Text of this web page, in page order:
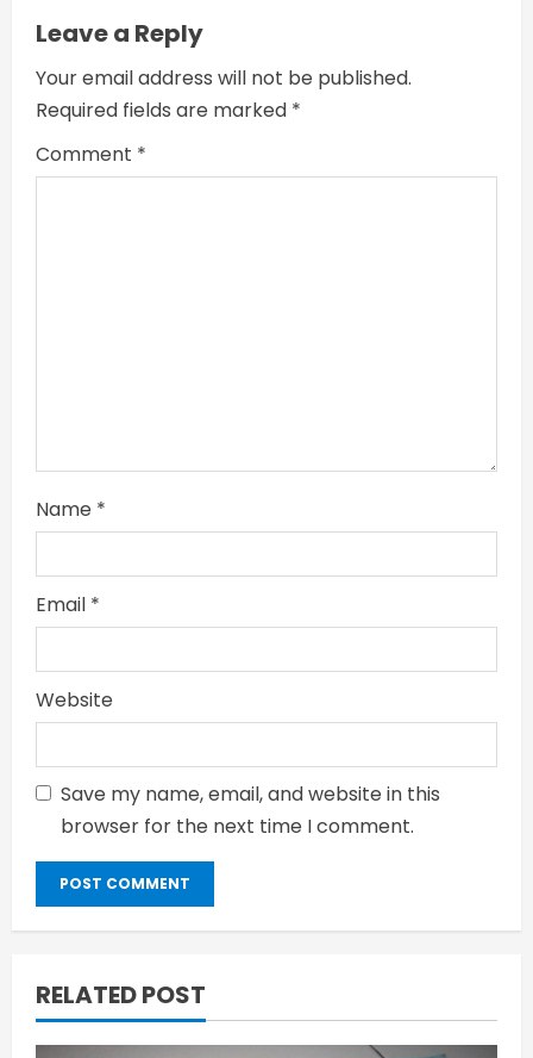
n
g
Leave a Reply
Your email address will not be published.
Required fields are marked *
Comment *
Name *
Email *
Website
Save my name, email, and website in this
browser for the next time I comment.
RELATED POST